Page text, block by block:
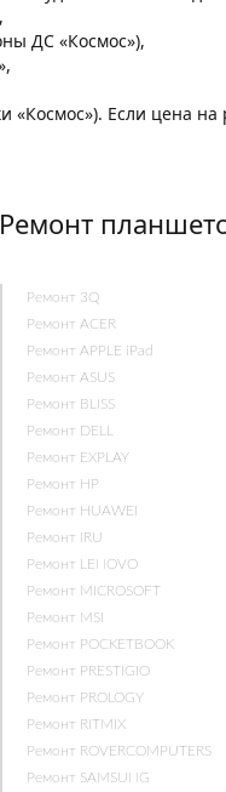
ДС «Космос»),
«Космос»). Если цена
Ремонт
Ремонт 3Q
Ремонт ACER
Ремонт APPLE iPad
Ремонт ASUS
Ремонт BLISS
Ремонт DELL
Ремонт EXPLAY
Ремонт HP
Ремонт HUAWEI
Ремонт IRU
Ремонт LENOVO
Ремонт MICROSOFT
Ремонт MSI
Ремонт POCKETBOOK
Ремонт PRESTIGIO
Ремонт PROLOGY
Ремонт RITMIX
Ремонт ROVERCOMPUTERS
Ремонт SAMSUNG